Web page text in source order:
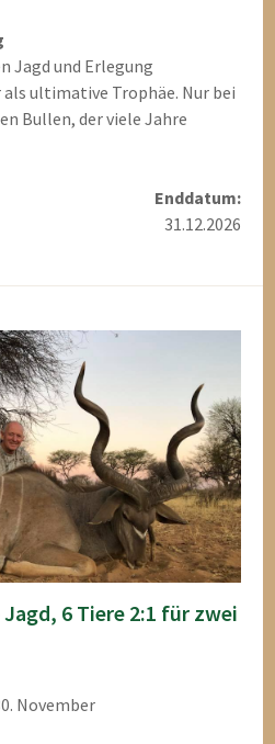
Jagd und Erlegung
ultimative Trophäe. Nur bei
Bullen, der viele Jahre
Enddatum:
31.12.2026
6 Tiere 2:1 für zwei
November